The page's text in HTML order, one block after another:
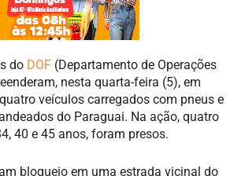
do DOF (Departamento de Operações
nesta quarta-feira (5), em
veículos carregados com pneus e
do Paraguai. Na ação, quatro
40 e 45 anos, foram presos.
bloqueio em uma estrada vicinal do